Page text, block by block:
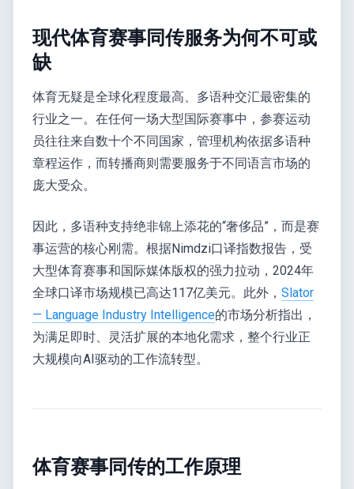
现代体育赛事同传服务为何不可或
缺
体育无疑是全球化程度最高、多语种交汇最密集的
行业之一。在任何一场大型国际赛事中，参赛运动
员往往来自数十个不同国家，管理机构依据多语种
章程运作，而转播商则需要服务于不同语言市场的
庞大受众。
因此，多语种支持绝非锦上添花的“奢侈品”，而是赛
事运营的核心刚需。根据Nimdzi口译指数报告，受
大型体育赛事和国际媒体版权的强力拉动，2024年
全球口译市场规模已高达117亿美元。此外， Slator
— Language Industry Intelligence的市场分析指出，
为满足即时、灵活扩展的本地化需求，整个行业正
大规模向AI驱动的工作流转型。
体育赛事同传的工作原理